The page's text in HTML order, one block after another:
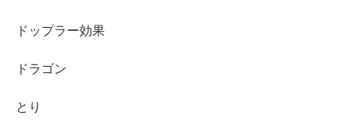
ドップラー効果
ドラゴン
とり